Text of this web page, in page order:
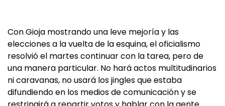
Con Gioja mostrando una leve mejoría y las
elecciones a la vuelta de la esquina, el oficialismo
resolvió el martes continuar con la tarea, pero de
una manera particular. No hará actos multitudinarios
ni caravanas, no usará los jingles que estaba
difundiendo en los medios de comunicación y se